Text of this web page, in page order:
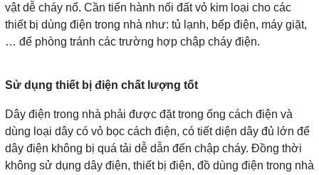
vật dễ cháy nổ. Cần tiến hành nối đất vỏ kim loại cho các
thiết bị dùng điện trong nhà như: tủ lạnh, bếp điện, máy giặt,
… để phòng tránh các trường hợp chập cháy điện.
Sử dụng thiết bị điện chất lượng tốt
Dây điện trong nhà phải được đặt trong ống cách điện và
dùng loại dây có vỏ bọc cách điện, có tiết diện dây đủ lớn để
dây điện không bị quá tải dễ dẫn đến chập cháy. Đồng thời
không sử dụng dây điện, thiết bị điện, đồ dùng điện trong nhà